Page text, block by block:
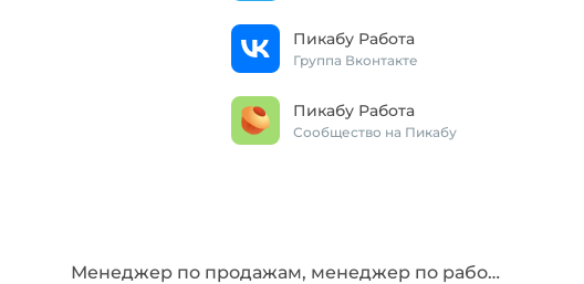
Пикабу Работа
Группа Вконтакте
Пикабу Работа
Сообщество на Пикабу
Менеджер по продажам, менеджер по работе с клиентами